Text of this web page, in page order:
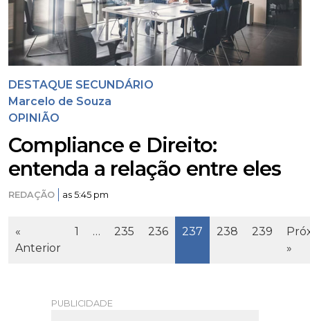
DESTAQUE SECUNDÁRIO
Marcelo de Souza
OPINIÃO
Compliance e Direito:
entenda a relação entre eles
REDAÇÃO as 5:45 pm
«
Anterior
Page
1 … Page
235 Page
236 Page
237 Page
238 Page
239
»
PUBLICIDADE